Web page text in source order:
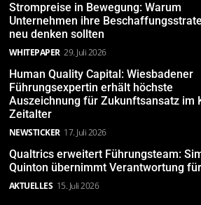
Strompreise in Bewegung: Warum
Unternehmen ihre
neu denken sollten
WHITEPAPER 29. Juli 2026
Human Quality Capital: Wiesbadener
Führungsexpertin erhält höchste
Auszeichnung für Zukunftsansatz im
Zeitalter
NEWSTICKER 17. Juli 2026
Qualtrics erweitert Führungsteam:
Quinton übernimmt Verantwortung
AKTUELLES 15. Juli 2026